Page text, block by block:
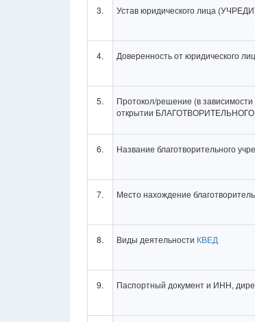
3. Устав юридического лица
4. Доверенность от юридического
5.
Протокол/решение (в
открытии
6. Название благотворительного
7. Место нахождение
8. Виды деятельности КВЕД
9. Паспортный документ и ИНН,